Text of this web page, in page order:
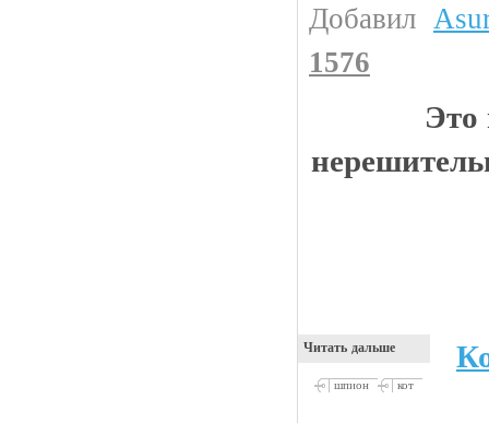
Добавил
1576
Это
Читать дальше
шпион кот